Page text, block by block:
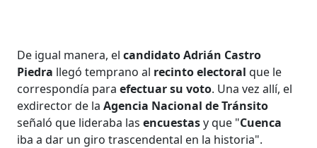
De igual manera, elcandidato Adrián Castro
Piedra llegó temprano al recinto electoral que le
correspondía paraefectuar su voto. Una vez allí, el
exdirector de laAgencia Nacional de Tránsito
señaló que lideraba lasencuestasy que "Cuenca
iba a dar un giro trascendental en la historia".